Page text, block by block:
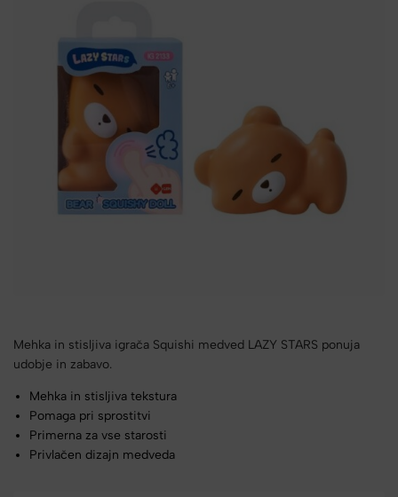
Mehka in stisljiva igrača Squishi medved LAZY STARS ponuja
udobje in zabavo.
Mehka in stisljiva tekstura
Pomaga pri sprostitvi
Primerna za vse starosti
Privlačen dizajn medveda